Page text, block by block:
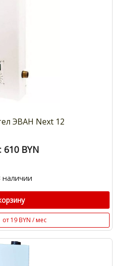
ЭВАН Next 12
610 BYN
наличии
от 19 BYN / мес